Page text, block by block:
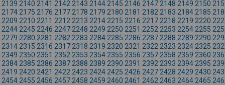
2139 2140 2141 2142 2143 2144 2145 2146 2147 2148 2149 2150
2174 2175 2176 2177 2178 2179 2180 2181 2182 2183 2184 2185
2209 2210 2211 2212 2213 2214 2215 2216 2217 2218 2219 2220
2244 2245 2246 2247 2248 2249 2250 2251 2252 2253 2254 2255
2279 2280 2281 2282 2283 2284 2285 2286 2287 2288 2289 2290
2314 2315 2316 2317 2318 2319 2320 2321 2322 2323 2324 2325
2349 2350 2351 2352 2353 2354 2355 2356 2357 2358 2359 2360
2384 2385 2386 2387 2388 2389 2390 2391 2392 2393 2394 2395
2419 2420 2421 2422 2423 2424 2425 2426 2427 2428 2429 2430
2454 2455 2456 2457 2458 2459 2460 2461 2462 2463 2464 2465